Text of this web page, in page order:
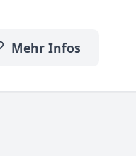
Mehr Infos